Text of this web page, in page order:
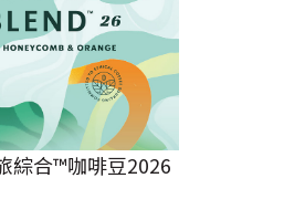
綜合™咖啡豆2026